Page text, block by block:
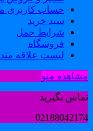
حساب کاربری من
سبد خرید
شرایط حمل
فروشگاه
لیست علاقه مندی
منو
بگیرید